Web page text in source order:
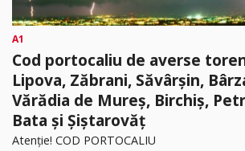
A1
Cod portocaliu de averse
Lipova, Zăbrani, Săvârșin,
Vărădia de Mureș, Birchiș,
Bata și Șiștarovăț
Atenție! COD PORTOCALIU